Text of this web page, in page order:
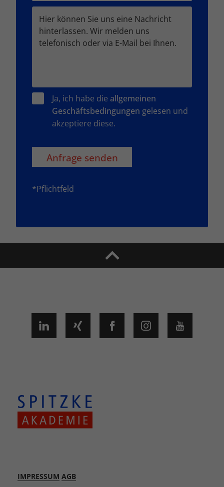
Ja, ich habe die allgemeinen
Geschäftsbedingungen gelesen und
akzeptiere diese.
*Pflichtfeld
IMPRESSUM AGB